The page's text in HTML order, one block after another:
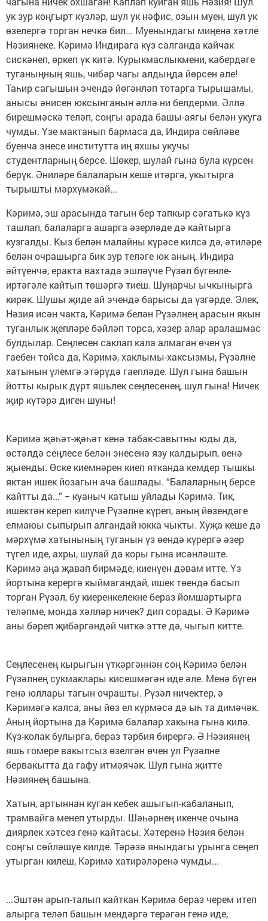
ук зур коңгырт күзләр, шул ук нәфис, озын муен, шул ук
өзелергә торган нечкә бил... Муенындагы миңенә хәтле
Нәзиянеке. Кәримә Индирага күз салганда кайчак
сискәнеп, өркеп үк китә. Курыкмаслыкмени, кабердәге
туганыңның яшь, чибәр чагы алдыңда йөрсен әле!
Таһир сагышын эчендә йөгәнләп тотарга тырышамы,
анысы әнисен юксынганын әллә ни белдерми. Әллә
бирешмәскә теләп, соңгы арада башы-аягы белән укуга
чумды. Үзе мактанып бармаса да, Индира сөйләве
буенча энесе институтта иң яхшы укучы
студентларның берсе. Шөкер, шулай гына була күрсен
берүк. Әниләре балаларын кеше итәргә, укытырга
тырышты мәрхүмәкәй...
Кәримә, эш арасында тагын бер тапкыр сәгатькә күз
ташлап, балаларга ашарга әзерләде дә кайтырга
кузгалды. Кыз белән малайны күрәсе килсә дә, әтиләре
белән очрашырга бик зур теләге юк аның. Индира
әйтүенчә, еракта вахтада эшләүче Рүзәл бүгенле-
иртәгәле кайтып төшәргә тиеш. Шуңарчы ычкынырга
кирәк. Шушы җиде ай эчендә барысы да үзгәрде. Элек,
Нәзия исән чакта, Кәримә белән Рүзәлнең арасын якын
туганлык җепләре бәйләп торса, хәзер алар аралашмас
булдылар. Сеңлесен саклап кала алмаган өчен үз
гаебен тойса да, Кәримә, хаклымы-хаксызмы, Рүзәлне
хатынын үлемгә этәрүдә гаепләде. Шул гына башын
йотты кырык дүрт яшьлек сеңлесенең, шул гына! Ничек
җир күтәрә диген шуны!
Кәримә җәһәт-җәһәт кенә табак-савытны юды да,
өстәлдә сеңлесе белән энесенә язу калдырып, өенә
җыенды. Өске киемнәрен киеп ятканда кемдер тышкы
яктан ишек йозагын ача башлады. “Балаларның берсе
кайтты да...” − куаныч катыш уйлады Кәримә. Тик,
ишектән кереп килүче Рүзәлне күреп, аның йөзендәге
елмаюы сыпырып алгандай юкка чыкты. Хуҗа кеше дә
мәрхүмә хатынының туганын үз өендә күрергә әзер
түгел иде, ахры, шулай да коры гына исәнләште.
Кәримә аңа җавап бирмәде, киенүен дәвам итте. Үз
йортына керергә кыймагандай, ишек төендә басып
торган Рүзәл, бу киеренкелекне бераз йомшартырга
теләпме, монда хәлләр ничек? дип сорады. Ә Кәримә
аны бәреп җибәргәндәй читкә этте дә, чыгып китте.
Сеңлесенең кырыгын үткәргәннән соң Кәримә белән
Рүзәлнең сукмаклары кисешмәгән иде әле. Менә бүген
генә юллары тагын очрашты. Рүзәл ничектер, ә
Кәримәгә калса, аны йөз ел күрмәсә дә ыһ та димәчәк.
Аның йортына да Кәримә балалар хакына гына килә.
Күз-колак булырга, бераз тәрбия бирергә. Ә Нәзиянең
яшь гомере вакытсыз өзелгән өчен ул Рүзәлне
бервакытта да гафу итмәячәк. Шул гына җитте
Нәзиянең башына.
Хатын, артыннан куган кебек ашыгып-кабаланып,
трамвайга менеп утырды. Шәһәрнең икенче очына
диярлек хәтсез генә кайтасы. Хәтеренә Нәзия белән
соңгы сөйләшүе килде. Тәрәзә янындагы урынга сеңеп
утырган килеш, Кәримә хатирәләренә чумды...
...Эштән арып-талып кайткан Кәримә бераз черем итеп
алырга теләп башын мендәргә терәгән генә иде,